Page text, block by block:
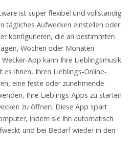
ist super flexibel und vollständig
tägliches Aufwecken einstellen oder
konfigurieren, die an bestimmten
Wochen oder Monaten
App kann Ihre Lieblingsmusik
Ihnen, Ihren Lieblings-Online-
eine feste oder zunehmende
Ihre Lieblings-Apps zu starten
zu öffnen. Diese App spart
indem sie ihn automatisch
und bei Bedarf wieder in den